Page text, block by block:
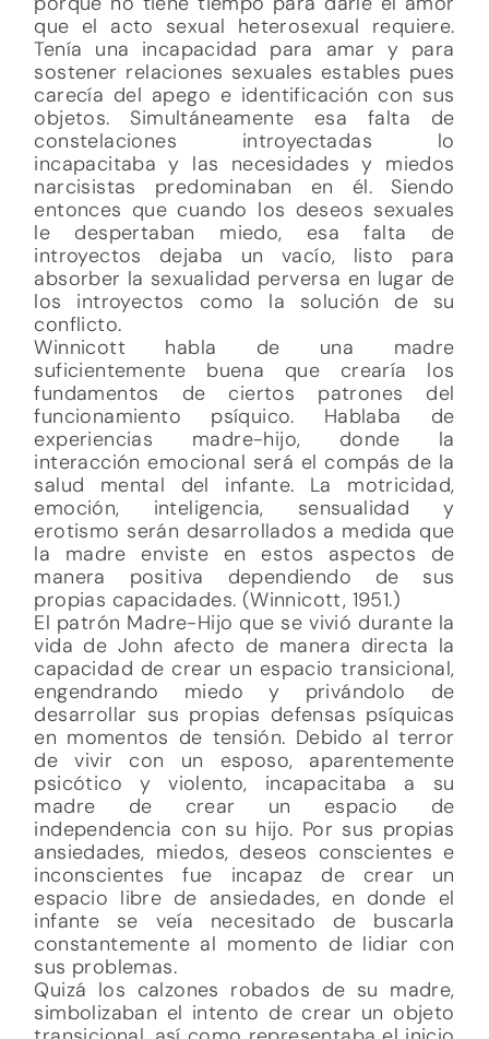
que el acto sexual heterosexual requiere.
Tenía una incapacidad para amar y para
sostener relaciones sexuales estables pues
carecía del apego e identificación con sus
objetos. Simultáneamente esa falta de
constelaciones introyectadas lo
incapacitaba y las necesidades y miedos
narcisistas predominaban en él. Siendo
entonces que cuando los deseos sexuales
le despertaban miedo, esa falta de
introyectos dejaba un vacío, listo para
absorber la sexualidad perversa en lugar de
los introyectos como la solución de su
conflicto.
Winnicott habla de una madre
suficientemente buena que crearía los
fundamentos de ciertos patrones del
funcionamiento psíquico. Hablaba de
experiencias madre-hijo, donde la
interacción emocional será el compás de la
salud mental del infante. La motricidad,
emoción, inteligencia, sensualidad y
erotismo serán desarrollados a medida que
la madre enviste en estos aspectos de
manera positiva dependiendo de sus
propias capacidades. (Winnicott, 1951.)
El patrón Madre-Hijo que se vivió durante la
vida de John afecto de manera directa la
capacidad de crear un espacio transicional,
engendrando miedo y privándolo de
desarrollar sus propias defensas psíquicas
en momentos de tensión. Debido al terror
de vivir con un esposo, aparentemente
psicótico y violento, incapacitaba a su
madre de crear un espacio de
independencia con su hijo. Por sus propias
ansiedades, miedos, deseos conscientes e
inconscientes fue incapaz de crear un
espacio libre de ansiedades, en donde el
infante se veía necesitado de buscarla
constantemente al momento de lidiar con
sus problemas.
Quizá los calzones robados de su madre,
simbolizaban el intento de crear un objeto